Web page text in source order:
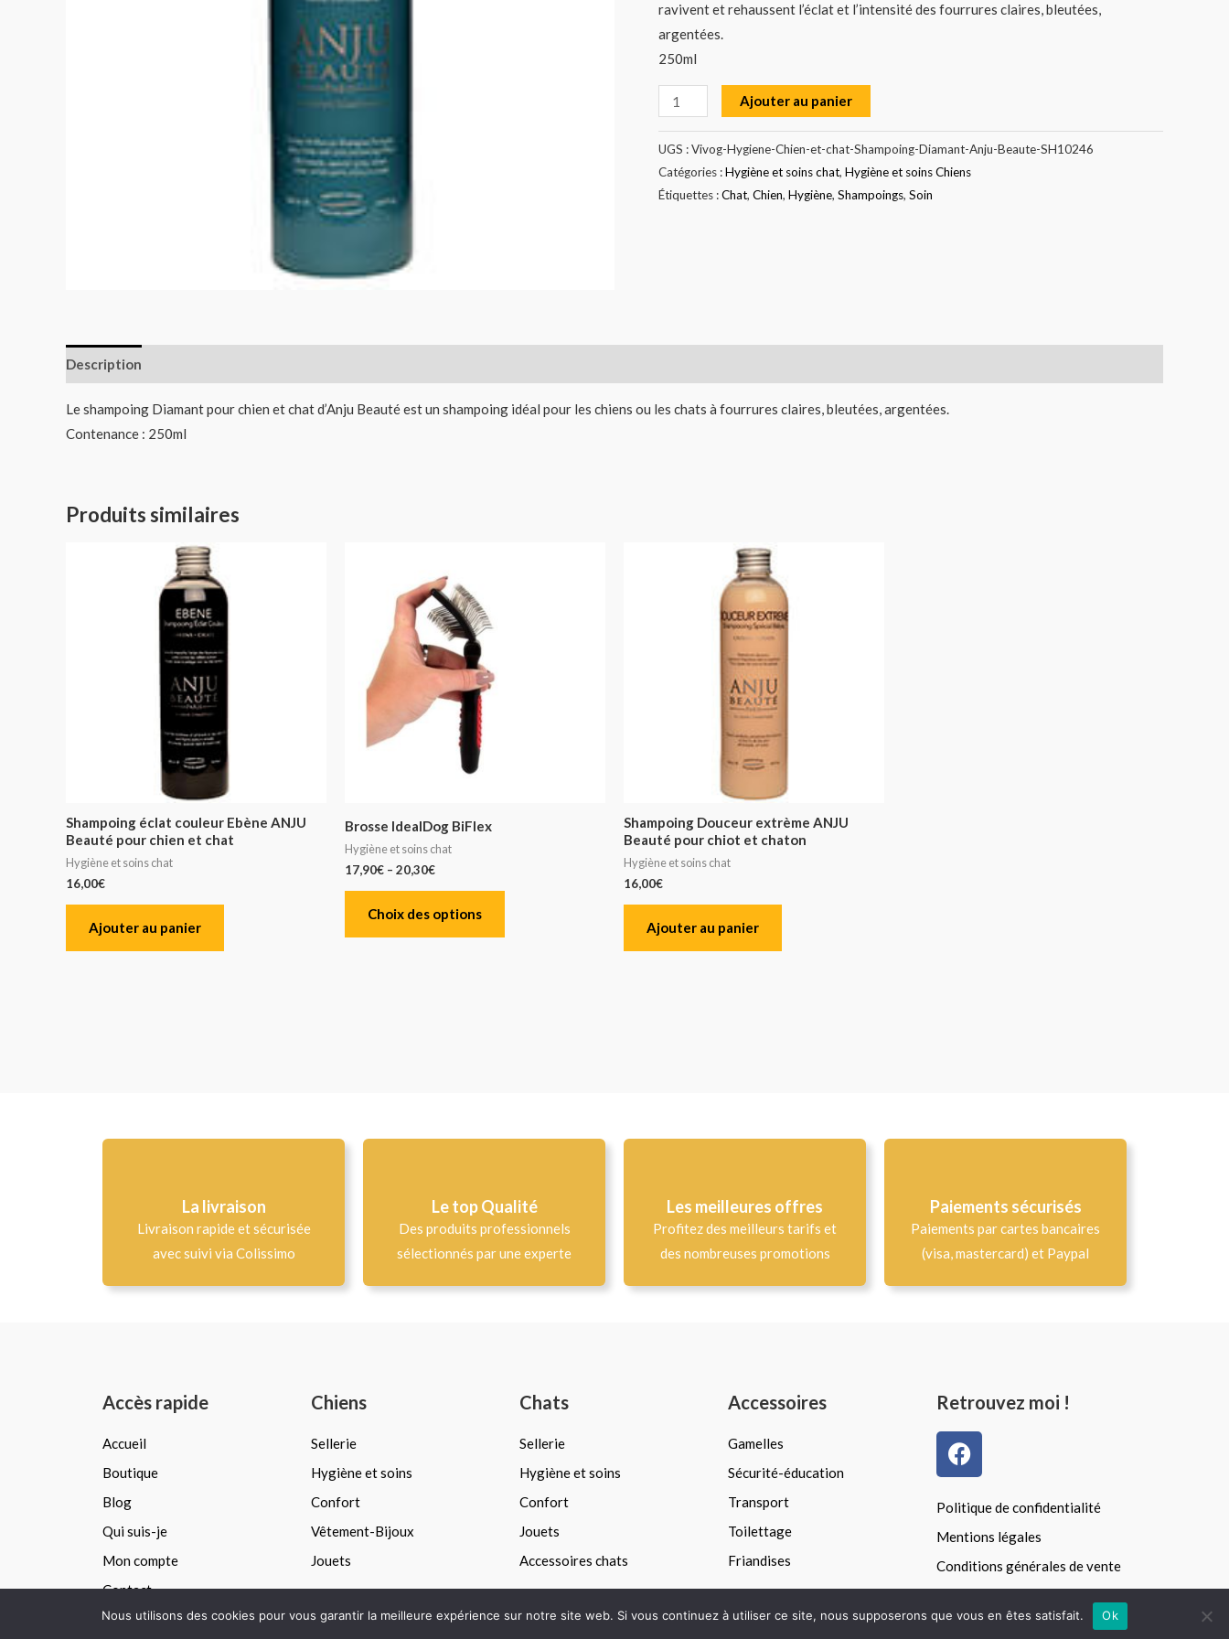
ravivent et rehaussent l’éclat et l’intensité des fourrures claires, bleutées,
argentées.
250ml
Ajouter au panier
UGS :Vivog-Hygiene-Chien-et-chat-Shampoing-Diamant-Anju-Beaute-SH10246
Catégories :Hygiène et soins chat, Hygiène et soins Chiens
Étiquettes :Chat, Chien, Hygiène, Shampoings, Soin
Description
Le shampoing Diamant pour chien et chat d’Anju Beauté est un shampoing idéal pour les chiens ou les chats à fourrures claires, bleutées, argentées.
Contenance : 250ml
Produits similaires
Shampoing éclat couleur Ebène ANJU
Beauté pour chien et chat
Hygiène et soins chat
16,00€
Ajouter au panier
Brosse IdealDog BiFlex
Hygiène et soins chat
17,90€ – 20,30€
Choix des options
Shampoing Douceur extrème ANJU
Beauté pour chiot et chaton
Hygiène et soins chat
16,00€
Ajouter au panier
La livraison
Livraison rapide et sécurisée
avec suivi via Colissimo
Le top Qualité​
Des produits professionnels
sélectionnés par une experte
Les meilleures offres
Profitez des meilleurs tarifs et
des nombreuses promotions
Paiements sécurisés
Paiements par cartes bancaires
(visa, mastercard) et Paypal
Accès rapide
Accueil
Boutique
Blog
Qui suis-je
Mon compte
Contact
Chiens
Sellerie
Hygiène et soins
Confort
Vêtement-Bijoux
Jouets
Chats
Sellerie
Hygiène et soins
Confort
Jouets
Accessoires chats
Accessoires
Gamelles
Sécurité-éducation
Transport
Toilettage
Friandises
Retrouvez moi !
F
a
e
b
o
o
Politique de confidentialité
Mentions légales
Conditions générales de vente
Nous utilisons des cookies pour vous garantir la meilleure expérience sur notre site web. Si vous continuez à utiliser ce site, nous supposerons que vous en êtes satisfait. Ok